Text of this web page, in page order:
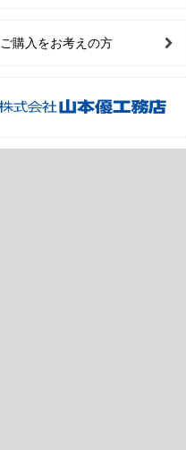
ご購入をお考えの方